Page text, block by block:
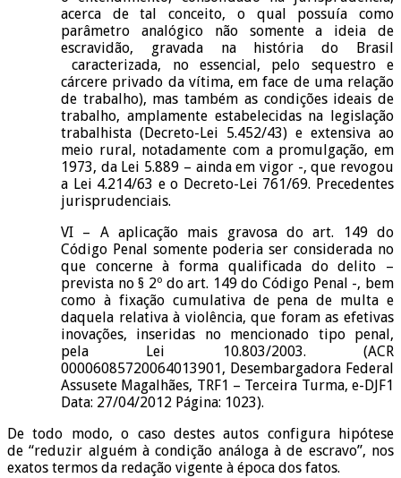
acerca de tal conceito, o qual possuía como
parâmetro analógico não somente a ideia de
escravidão, gravada na história do Brasil
caracterizada, no essencial, pelo sequestro e
cárcere privado da vítima, em face de uma relação
de trabalho), mas também as condições ideais de
trabalho, amplamente estabelecidas na legislação
trabalhista (Decreto-Lei 5.452/43) e extensiva ao
meio rural, notadamente com a promulgação, em
1973, da Lei 5.889 – ainda em vigor -, que revogou
a Lei 4.214/63 e o Decreto-Lei 761/69. Precedentes
jurisprudenciais.
VI – A aplicação mais gravosa do art. 149 do
Código Penal somente poderia ser considerada no
que concerne à forma qualificada do delito –
prevista no § 2º do art. 149 do Código Penal -, bem
como à fixação cumulativa de pena de multa e
daquela relativa à violência, que foram as efetivas
inovações, inseridas no mencionado tipo penal,
pela Lei 10.803/2003. (ACR
00006085720064013901, Desembargadora Federal
Assusete Magalhães, TRF1 – Terceira Turma, e-DJF1
Data: 27/04/2012 Página: 1023).
De todo modo, o caso destes autos configura hipótese
de “reduzir alguém à condição análoga à de escravo”, nos
exatos termos da redação vigente à época dos fatos.